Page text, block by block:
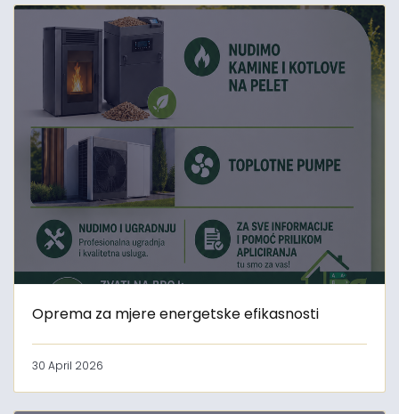
Oprema za mjere energetske efikasnosti
30 April 2026